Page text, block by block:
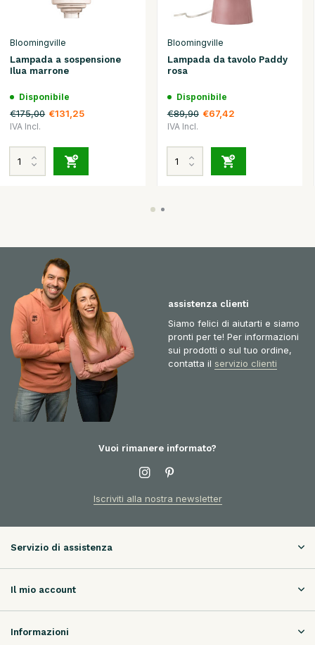
Bloomingville
Lampada a sospensione
Ilua marrone
Disponibile
€175,00 €131,25
IVA Incl.
Bloomingville
Lampada da tavolo Paddy
rosa
Disponibile
€89,90 €67,42
IVA Incl.
assistenza clienti
Siamo felici di aiutarti e siamo
pronti per te! Per informazioni
sui prodotti o sul tuo ordine,
contatta il servizio clienti
Vuoi rimanere informato?
Iscriviti alla nostra newsletter
Servizio di assistenza
Il mio account
Informazioni